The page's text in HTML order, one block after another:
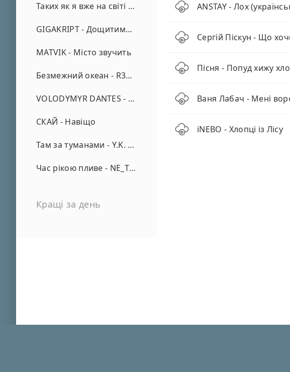
Таких як я вже на світі нема - А. Малярник
GIGAKRIPT - Дощитиме зима
MATVIK - Місто звучить
Безмежний океан - R3phase
VOLODYMYR DANTES - Просто кохаю (REMIX)
СКАЙ - Навіщо
Там за туманами - Y.K. Music
Час рікою пливе - NE_TVOYA_MRIYA
Кращі за день
АNSTAY - Лох
Сергій Піскун - Що
Пісня - Попуд хижу
Ваня Лабач - Мені
iNEBO - Хлопці із Лісу